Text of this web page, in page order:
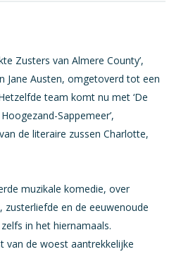
Zusters van Almere County’,
Jane Austen, omgetoverd tot een
team komt nu met ‘De
Sappemeer’,
de literaire zussen Charlotte,
muzikale komedie, over
zusterliefde en de eeuwenoude
in het hiernamaals.
van de woest aantrekkelijke